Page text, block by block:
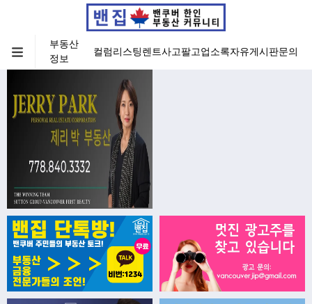
부동산
정보
컬럼리스팅렌트사고팔고업소록자유게시판문의